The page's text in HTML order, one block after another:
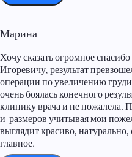
Марина
Хочу сказать огромное
Игоревичу, результат
операции по увеличению груди
очень боялась конечного
клинику врача и не пожалела.
и размеров учитывая мои
выглядит красиво,
главное.